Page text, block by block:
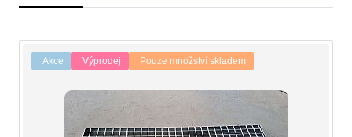
Akce Výprodej Pouze množství skladem